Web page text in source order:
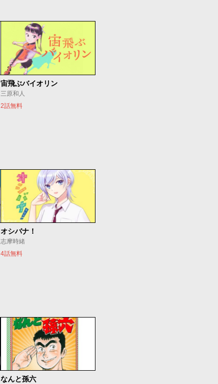
宙飛ぶバイオリン
三原和人
2話無料
オシバナ！
志摩時緒
4話無料
なんと孫六